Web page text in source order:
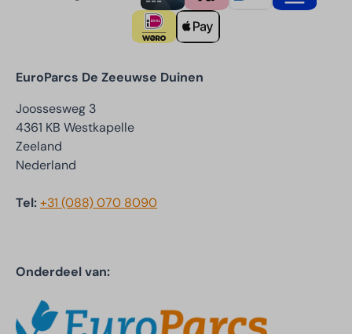
EuroParcs De Zeeuwse Duinen
Joossesweg 3
4361 KB Westkapelle
Zeeland
Nederland
Tel:+31 (088) 070 8090
Onderdeel van: